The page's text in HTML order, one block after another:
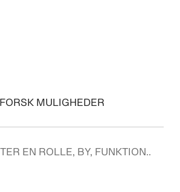
MULIGHEDER